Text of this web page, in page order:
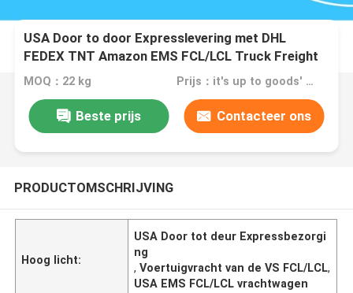
USA Door to door Expresslevering met DHL
FEDEX TNT Amazon EMS FCL/LCL Truck Freight
MOQ：22 kg Prijs：it's up to goods' weight
Beste prijs Contacteer ons
PRODUCTOMSCHRIJVING
Hoog licht:
USA Door tot deur Expressbezorgi
ng
,Voertuigvracht van de VS FCL/LCL,
USA EMS FCL/LCL vrachtwagen